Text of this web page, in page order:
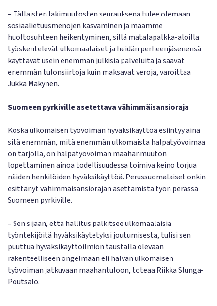
– Tällaisten lakimuutosten seurauksena tulee olemaan
sosiaalietuusmenojen kasvaminen ja maamme
huoltosuhteen heikentyminen, sillä matalapalkka-aloilla
työskentelevät ulkomaalaiset ja heidän perheenjäsenensä
käyttävät usein enemmän julkisia palveluita ja saavat
enemmän tulonsiirtoja kuin maksavat veroja, varoittaa
Jukka Mäkynen.
Suomeen pyrkiville asetettava vähimmäisansioraja
Koska ulkomaisen työvoiman hyväksikäyttöä esiintyy aina
sitä enemmän, mitä enemmän ulkomaista halpatyövoimaa
on tarjolla, on halpatyövoiman maahanmuuton
lopettaminen ainoa todellisuudessa toimiva keino torjua
näiden henkilöiden hyväksikäyttöä. Perussuomalaiset onkin
esittänyt vähimmäisansiorajan asettamista työn perässä
Suomeen pyrkiville.
– Sen sijaan, että hallitus palkitsee ulkomaalaisia
työntekijöitä hyväksikäytetyksi joutumisesta, tulisi sen
puuttua hyväksikäyttöilmiön taustalla olevaan
rakenteelliseen ongelmaan eli halvan ulkomaisen
työvoiman jatkuvaan maahantuloon, toteaa Riikka Slunga-
Poutsalo.